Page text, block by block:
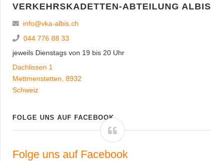
VERKEHRSKADETTEN-ABTEILUNG ALBIS
info@vka-albis.ch
044 776 88 33
jeweils Dienstags von 19 bis 20 Uhr
Dachlissen 1
Mettmenstetten 8932
Schweiz
FOLGE UNS AUF FACEBOOK
Folge uns auf Facebook